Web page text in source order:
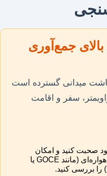
بالای جمع‌آوری
میدانی گسترده است
سفر و اقامت
صحبت کنید و امکان
استفاده از داده‌های آرشیوی یا ماهواره‌ای (مانند GOCE یا